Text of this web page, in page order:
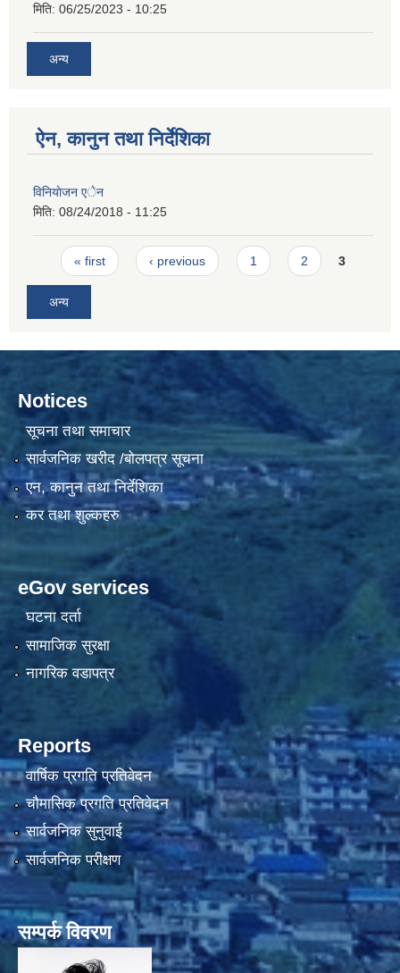
मिति: 06/25/2023 - 10:25
अन्य
ऐन, कानुन तथा निर्देशिका
विनियाेजन एेन
मिति: 08/24/2018 - 11:25
Pages
« first ‹ previous 1 2 3
अन्य
Notices
सूचना तथा समाचार
सार्वजनिक खरीद /बोलपत्र सूचना
एन, कानुन तथा निर्देशिका
कर तथा शुल्कहरु
eGov services
घटना दर्ता
सामाजिक सुरक्षा
नागरिक वडापत्र
Reports
वार्षिक प्रगति प्रतिवेदन
चौमासिक प्रगति प्रतिवेदन
सार्वजनिक सुनुवाई
सार्वजनिक परीक्षण
सम्पर्क विवरण